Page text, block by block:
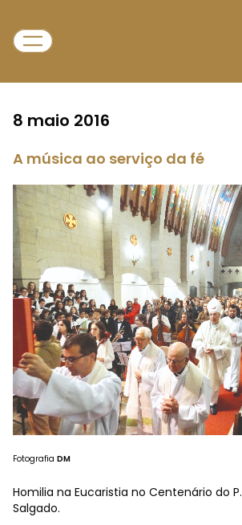
8 maio 2016
A música ao serviço da fé
Fotografia DM
Homilia na Eucaristia no Centenário do
Salgado.